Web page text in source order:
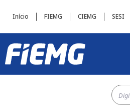
Início FIEMG CIEMG SESI